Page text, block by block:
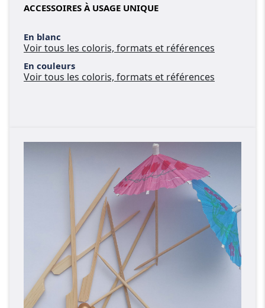
ACCESSOIRES À USAGE UNIQUE
En blanc
Voir tous les coloris, formats et références
En couleurs
Voir tous les coloris, formats et références